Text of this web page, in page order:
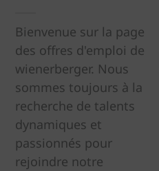
Bienvenue sur la page
des offres d'emploi de
wienerberger. Nous
sommes toujours à la
recherche de talents
dynamiques et
passionnés pour
rejoindre notre